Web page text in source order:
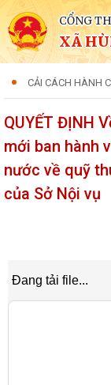
CỔNG
XÃ
CẢI CÁCH HÀNH
QUYẾT ĐỊNH
mới ban hành
nước về quỹ
của Sở Nội vụ